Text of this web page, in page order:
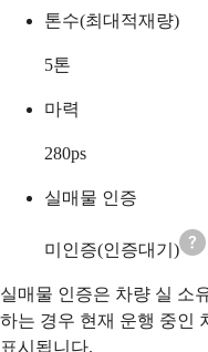
톤수(최대적재량)
5톤
마력
280ps
실매물 인증
미인증(인증대기)
실매물 인증은 차량 실 소
하는 경우 현재 운행 중인
표시됩니다.